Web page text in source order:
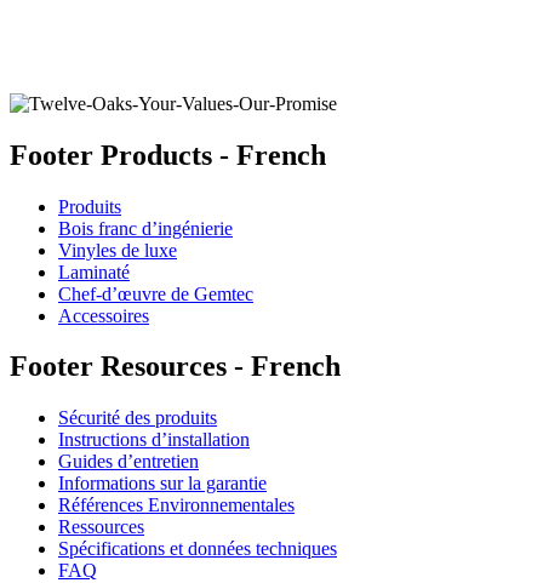
Footer Products - French
Produits
Bois franc d’ingénierie
Vinyles de luxe
Laminaté
Chef-d’œuvre de Gemtec
Accessoires
Footer Resources - French
Sécurité des produits
Instructions d’installation
Guides d’entretien
Informations sur la garantie
Références Environnementales
Ressources
Spécifications et données techniques
FAQ